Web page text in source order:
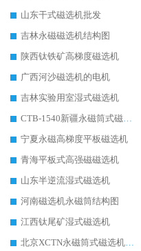
山东干式磁选机批发
吉林永磁磁选机结构图
陕西钛铁矿高梯度磁选机
广西河沙磁选机的电机
吉林实验用室湿式磁选机
宁夏永磁高梯度平板磁选机
青海平板式高强磁磁选机
山东半逆流湿式磁选机
河南磁选机永磁筒结构图
江西钛尾矿湿式磁选机